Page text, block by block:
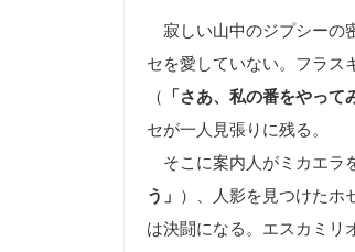
寂しい山中のジプシーの
セを愛していない。フラス
（
「さあ、私の番をやって
セが一人見張りに残る。
そこに案内人がミカエラ
う」 ）、人影を見つけたホ
は決闘になる。エスカミリ